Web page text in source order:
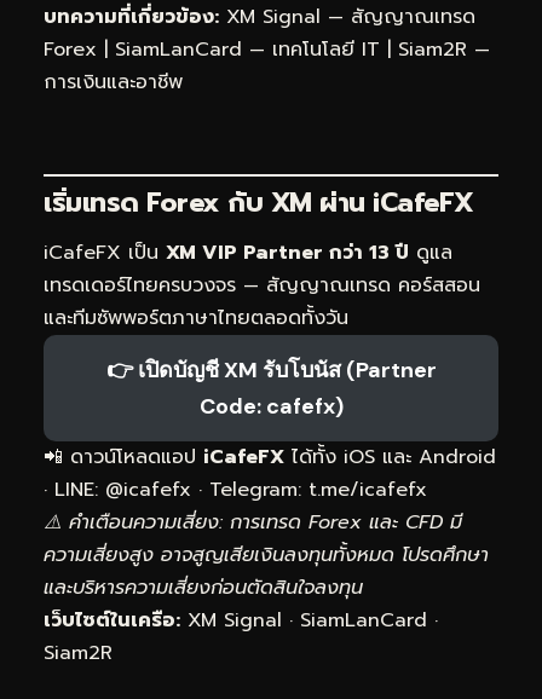
บทความที่เกี่ยวข้อง: XM Signal — สัญญาณเทรด
Forex | SiamLanCard — เทคโนโลยี IT | Siam2R —
การเงินและอาชีพ
เริ่มเทรด Forex กับ XM ผ่าน iCafeFX
iCafeFX เป็น XM VIP Partner กว่า 13 ปี ดูแล
เทรดเดอร์ไทยครบวงจร — สัญญาณเทรด คอร์สสอน
และทีมซัพพอร์ตภาษาไทยตลอดทั้งวัน
👉 เปิดบัญชี XM รับโบนัส (Partner
Code: cafefx)
📲 ดาวน์โหลดแอป iCafeFX ได้ทั้ง iOS และ Android
· LINE: @icafefx · Telegram: t.me/icafefx
⚠️ คำเตือนความเสี่ยง: การเทรด Forex และ CFD มี
ความเสี่ยงสูง อาจสูญเสียเงินลงทุนทั้งหมด โปรดศึกษา
และบริหารความเสี่ยงก่อนตัดสินใจลงทุน
เว็บไซต์ในเครือ: XM Signal · SiamLanCard ·
Siam2R